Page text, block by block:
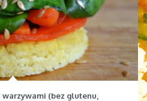
(bez glutenu,